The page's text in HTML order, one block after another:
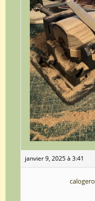
janvier 9, 2025 à 3:41
calogero